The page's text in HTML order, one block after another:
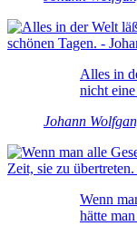
Alles in
nicht
Johann
Wenn
hätte